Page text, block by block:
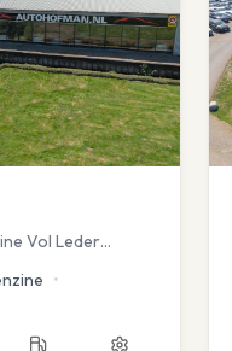
Vol Leder
•